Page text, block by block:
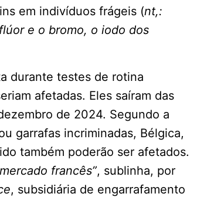
em indivíduos frágeis (nt,:
e o bromo, o iodo dos
durante testes de rotina
afetadas. Eles saíram das
de 2024. Segundo a
garrafas incriminadas, Bélgica,
também poderão ser afetados.
francês”, sublinha, por
, subsidiária de engarrafamento